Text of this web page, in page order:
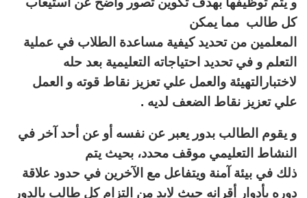
كل طالب مما يمكن
المعلمين من تحديد كيفية مساعدة الطلاب في عملية
التعلم و في تحديد احتياجاته التعليمية بعد حله
لاختبارالتهيئة والعمل علي تعزيز نقاط قوته و العمل
علي تعزيز نقاط الضعف لديه .
و يقوم الطالب بدور يعبر عن نفسه أو عن أحد آخر في
النشاط التعليمي موقف محدد، بحيث يتم
ذلك في بيئة آمنة ويتفاعل مع الآخرين في حدود علاقة
دوره بأدوار أقرانه حيث لابد من التزام كل طالب بالدور